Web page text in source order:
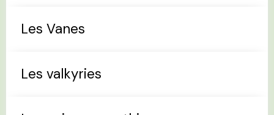
Les Vanes
Les valkyries